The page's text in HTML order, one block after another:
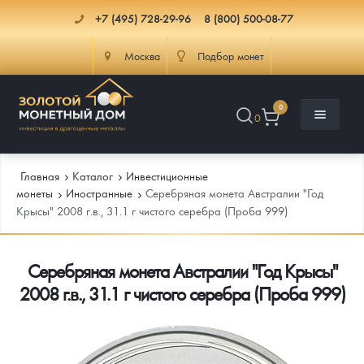
+7 (495) 728-29-96 8 (800) 500-08-77
Москва Подбор монет
0
0
Каталог
Каталог Монет
Инвестиционные монеты
Монеты Россия и СССР
Памятные и старинные монеты
Инфо
Как сделать заказ
Подлинность монет
Главная Каталог
Инвестиционные
монеты
Иностранные
Серебряная монета Австралии "Год
Крысы" 2008 г.в., 31.1 г чистого серебра (Проба 999)
Серебряная монета Австралии "Год Крысы"
2008 г.в., 31.1 г чистого серебра (Проба 999)